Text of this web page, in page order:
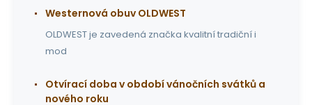
Westernová obuv OLDWEST
OLDWEST je zavedená značka kvalitní tradiční i
mod
Otvírací doba v období vánočních svátků a
nového roku